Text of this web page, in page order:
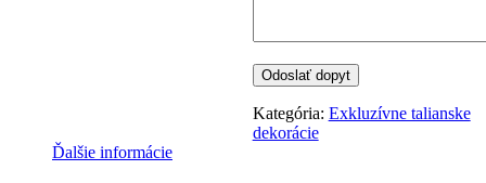
Kategória: Exkluzívne talianske
dekorácie
Ďalšie informácie